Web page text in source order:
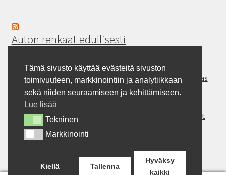
Auton renkaat edullisesti
Hankook Vantra Transit RA58 – Pakettiauton kesärengas
Continental SportContact 7 – Laadukas sportrengas
Gripmax Inception A/T – Allterrain rengas
Rotalla ENJOYLAND H/T RF10 – Maasturit ja Crossoverit
Milever MA352 – auton kesärengas
BFGoodrich Mud-Terrain T/A KM3 – Pitoa jokapaikkaan
Tämä sivusto käyttää evästeitä sivuston
toimivuuteen, markkinointiin ja analytiikkaan
sekä niiden seuraamiseen ja kehittämiseen.
Lue lisää
TekninenTekninen
Markkinointi
Markkinointi
Kiellä Tallenna
Hyväksy
kaikki